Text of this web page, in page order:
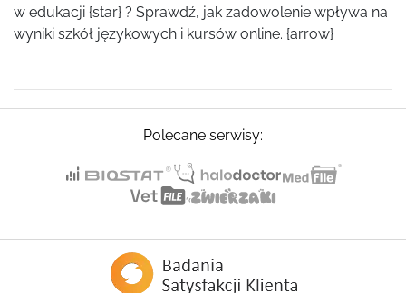
w edukacji {star} ? Sprawdź, jak zadowolenie wpływa na
wyniki szkół językowych i kursów online. {arrow}
Polecane serwisy: